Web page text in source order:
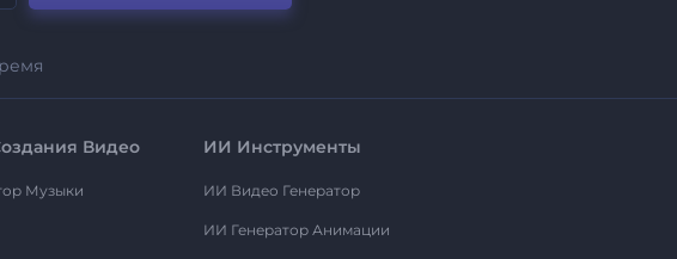
Видео
Музыки
ИИ Инструменты
ИИ Видео Генератор
ИИ Генератор Анимации